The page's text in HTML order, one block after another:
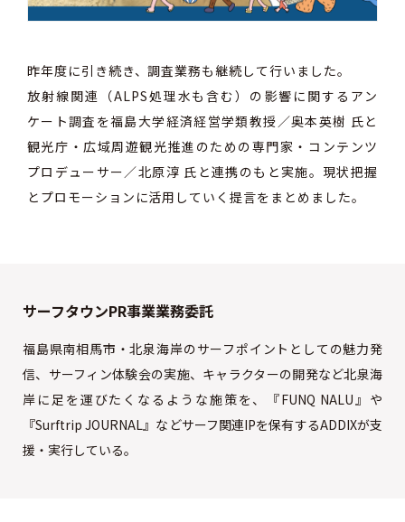
昨年度に引き続き、調査業務も継続して行いました。
放射線関連（ALPS処理水も含む）の影響に関するアン
ケート調査を福島大学経済経営学類教授／奥本英樹 氏と
観光庁・広域周遊観光推進のための専門家・コンテンツ
プロデューサー／北原淳 氏と連携のもと実施。現状把握
とプロモーションに活用していく提言をまとめました。
サーフタウンPR事業業務委託
福島県南相馬市・北泉海岸のサーフポイントとしての魅力発
信、サーフィン体験会の実施、キャラクターの開発など北泉海
岸に足を運びたくなるような施策を、『FUNQ NALU』や
『Surftrip JOURNAL』などサーフ関連IPを保有するADDIXが支
援・実行している。